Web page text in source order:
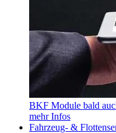
BKF Module bald
mehr Infos
Fahrzeug- &